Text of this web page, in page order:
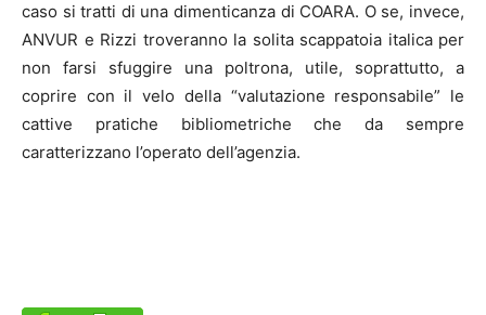
caso si tratti di una dimenticanza di COARA. O se, invece,
ANVUR e Rizzi troveranno la solita scappatoia italica per
non farsi sfuggire una poltrona, utile, soprattutto, a
coprire con il velo della “valutazione responsabile” le
cattive pratiche bibliometriche che da sempre
caratterizzano l’operato dell’agenzia.